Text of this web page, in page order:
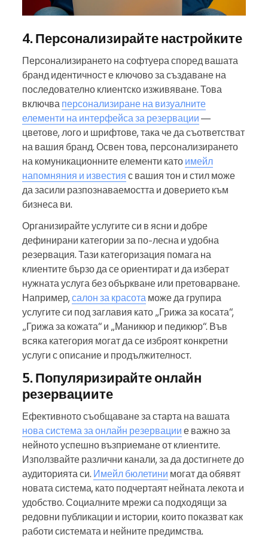
4. Персонализирайте настройките
Персонализирането на софтуера според вашата
бранд идентичност е ключово за създаване на
последователно клиентско изживяване. Това
включва персонализиране на визуалните
елементи на интерфейса за резервации —
цветове, лого и шрифтове, така че да съответстват
на вашия бранд. Освен това, персонализирането
на комуникационните елементи като имейл
напомняния и известия с вашия тон и стил може
да засили разпознаваемостта и доверието към
бизнеса ви.
Организирайте услугите си в ясни и добре
дефинирани категории за по-лесна и удобна
резервация. Тази категоризация помага на
клиентите бързо да се ориентират и да изберат
нужната услуга без объркване или претоварване.
Например, салон за красота може да групира
услугите си под заглавия като „Грижа за косата“,
„Грижа за кожата“ и „Маникюр и педикюр“. Във
всяка категория могат да се изброят конкретни
услуги с описание и продължителност.
5. Популяризирайте онлайн
резервациите
Ефективното съобщаване за старта на вашата
нова система за онлайн резервации е важно за
нейното успешно възприемане от клиентите.
Използвайте различни канали, за да достигнете до
аудиторията си. Имейл бюлетини могат да обявят
новата система, като подчертаят нейната лекота и
удобство. Социалните мрежи са подходящи за
редовни публикации и истории, които показват как
работи системата и нейните предимства.